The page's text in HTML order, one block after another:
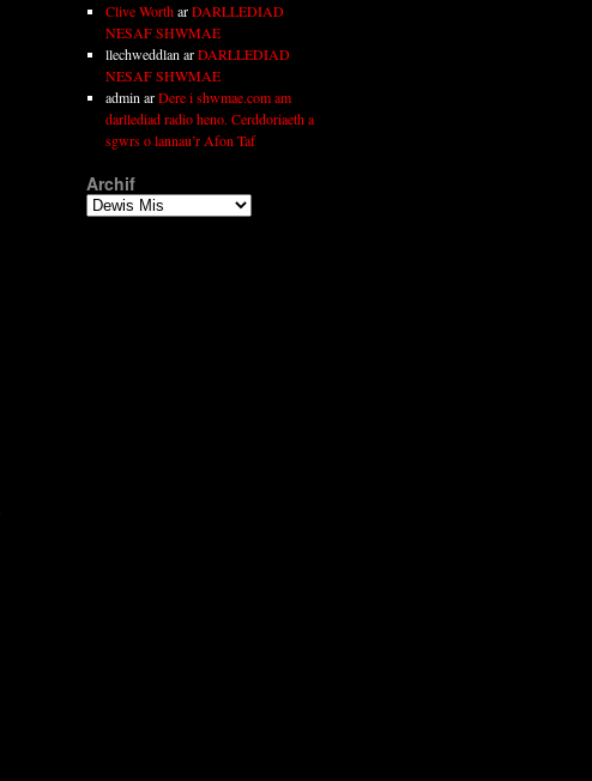
Clive WortharDARLLEDIAD
NESAF SHWMAE
llechweddlan arDARLLEDIAD
NESAF SHWMAE
admin arDere i shwmae.com am
darllediad radio heno. Cerddoriaeth a
sgwrs o lannau’r Afon Taf
Archif
Archif